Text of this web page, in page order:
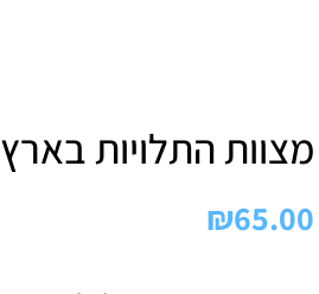
מצוות התלויות
₪65.00